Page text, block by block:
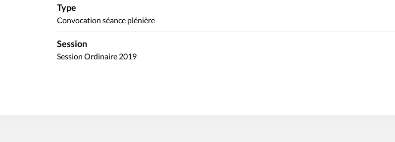
Type
Convocation séance plénière
Session
Session Ordinaire 2019